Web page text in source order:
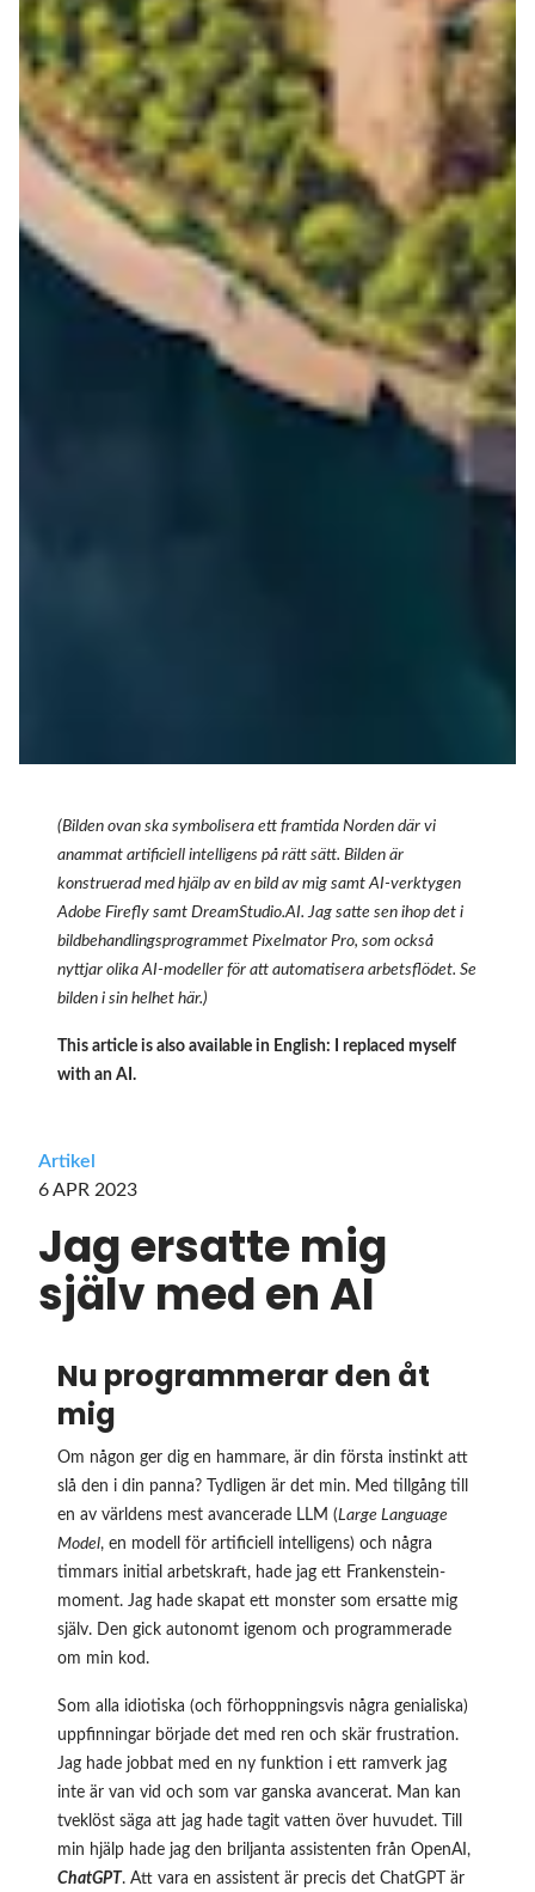
(Bilden ovan ska symbolisera ett framtida Norden där vi
anammat artificiell intelligens på rätt sätt. Bilden är
konstruerad med hjälp av en bild av mig samt AI-verktygen
Adobe Firefly samt DreamStudio.AI. Jag satte sen ihop det i
bildbehandlingsprogrammet Pixelmator Pro, som också
nyttjar olika AI-modeller för att automatisera arbetsflödet. Se
bilden i sin helhet här.)
This article is also available in English:
I replaced myself
with an AI .
Artikel
6 APR 2023
Jag ersatte mig
själv med en AI
Nu programmerar den åt
mig
Om någon ger dig en hammare, är din första instinkt att
slå den i din panna? Tydligen är det min. Med tillgång till
en av världens mest avancerade LLM (Large Language
Model, en modell för artificiell intelligens) och några
timmars initial arbetskraft, hade jag ett Frankenstein-
moment. Jag hade skapat ett monster som ersatte mig
själv. Den gick autonomt igenom och programmerade
om min kod.
Som alla idiotiska (och förhoppningsvis några genialiska)
uppfinningar började det med ren och skär frustration.
Jag hade jobbat med en ny funktion i ett ramverk jag
inte är van vid och som var ganska avancerat. Man kan
tveklöst säga att jag hade tagit vatten över huvudet. Till
min hjälp hade jag den briljanta assistenten från OpenAI,
ChatGPT. Att vara en assistent är precis det ChatGPT är